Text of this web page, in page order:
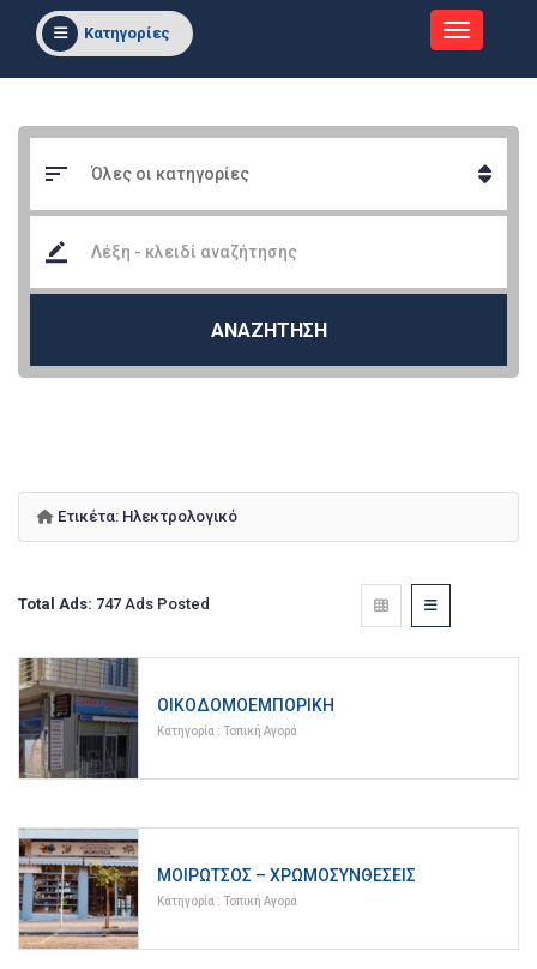
Κατηγορίες
ΑΝΑΖΗΤΗΣΗ
Ετικέτα: Ηλεκτρολογικό
Total Ads: 747 Ads Posted
ΟΙΚΟΔΟΜΟΕΜΠΟΡΙΚΉ
Κατηγορία : Τοπική Αγορά
ΜΟΙΡΏΤΣΟΣ – ΧΡΩΜΟΣΥΝΘΈΣΕΙΣ
Κατηγορία : Τοπική Αγορά